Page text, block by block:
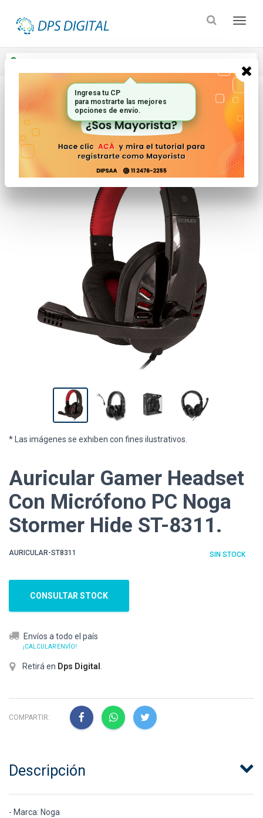
Inicio Electronica Audio Y Video_2 Auriculares
* Las imágenes se exhiben con fines ilustrativos.
Auricular Gamer Headset
Con Micrófono PC Noga
Stormer Hide ST-8311.
AURICULAR-ST8311 SIN STOCK
CONSULTAR STOCK
Envíos a todo el país
¡CALCULAR ENVÍO!
Retirá en Dps Digital
COMPARTIR:
Descripción
- Marca: Noga
Ingresa tu CP
para mostrarte las mejores
opciones de envío.